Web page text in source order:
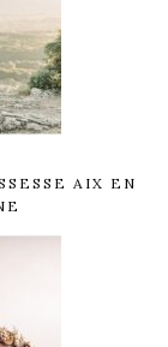
AIX EN